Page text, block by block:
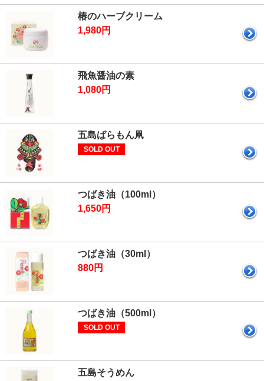
椿のハーブクリーム
1,980円
飛魚醤油の素
1,080円
五島ばらもん凧
SOLD OUT
つばき油（100ml）
1,650円
つばき油（30ml）
880円
つばき油（500ml）
SOLD OUT
五島そうめん